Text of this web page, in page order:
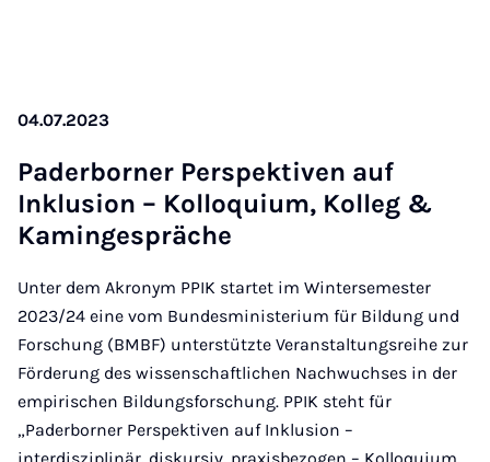
04.07.2023
Pader­borner Per­spekt­iven auf
Inklu­sion – Kolloqui­um, Kolleg &
Kaminge­spräche
Unter dem Akronym PPIK startet im Wintersemester
2023/24 eine vom Bundesministerium für Bildung und
Forschung (BMBF) unterstützte Veranstaltungsreihe zur
Förderung des wissenschaftlichen Nachwuchses in der
empirischen Bildungsforschung. PPIK steht für
„Paderborner Perspektiven auf Inklusion –